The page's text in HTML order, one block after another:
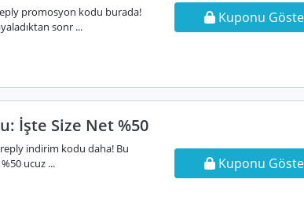
promosyon kodu burada!
sonr ...
Kuponu
İşte Size Net %50
indirim kodu daha! Bu
ucuz ...
Kuponu